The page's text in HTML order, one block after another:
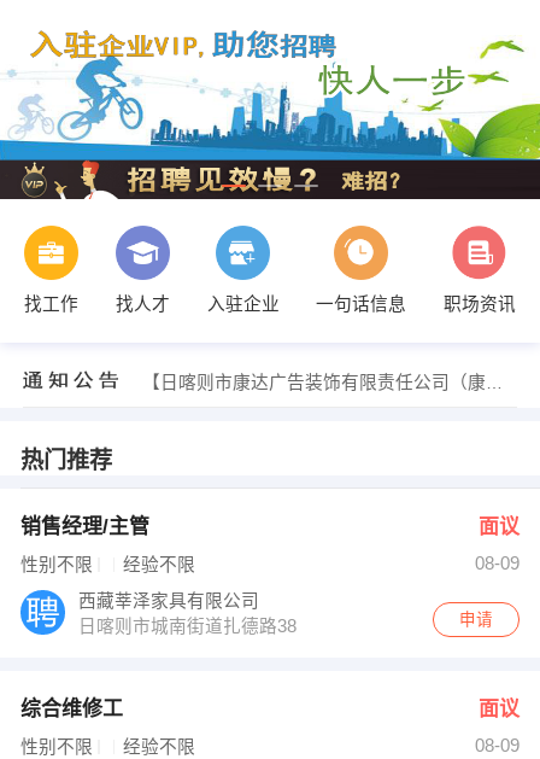
找工作 找人才 入驻企业 一句话信息
职场资讯
【日喀则市康达广告装饰有限责任公司（康达） 】 强势入驻
发布 [平面设计 ] 招聘信息
发布 [平面设计师 ] 招聘信息
【西藏希奥汽车服务有限公司 】 强势入驻
热门推荐
销售经理/主管 面议
性别不限 经验不限
08-09
西藏莘泽家具有限公司
日喀则市城南街道扎德路38
申请
综合维修工 面议
性别不限 经验不限
08-09